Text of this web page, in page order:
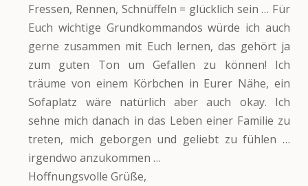
Fressen, Rennen, Schnüffeln = glücklich sein … Für
Euch wichtige Grundkommandos würde ich auch
gerne zusammen mit Euch lernen, das gehört ja
zum guten Ton um Gefallen zu können! Ich
träume von einem Körbchen in Eurer Nähe, ein
Sofaplatz wäre natürlich aber auch okay. Ich
sehne mich danach in das Leben einer Familie zu
treten, mich geborgen und geliebt zu fühlen …
irgendwo anzukommen …
Hoffnungsvolle Grüße,